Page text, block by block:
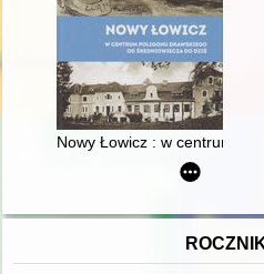
Nowy Łowicz : w centrum